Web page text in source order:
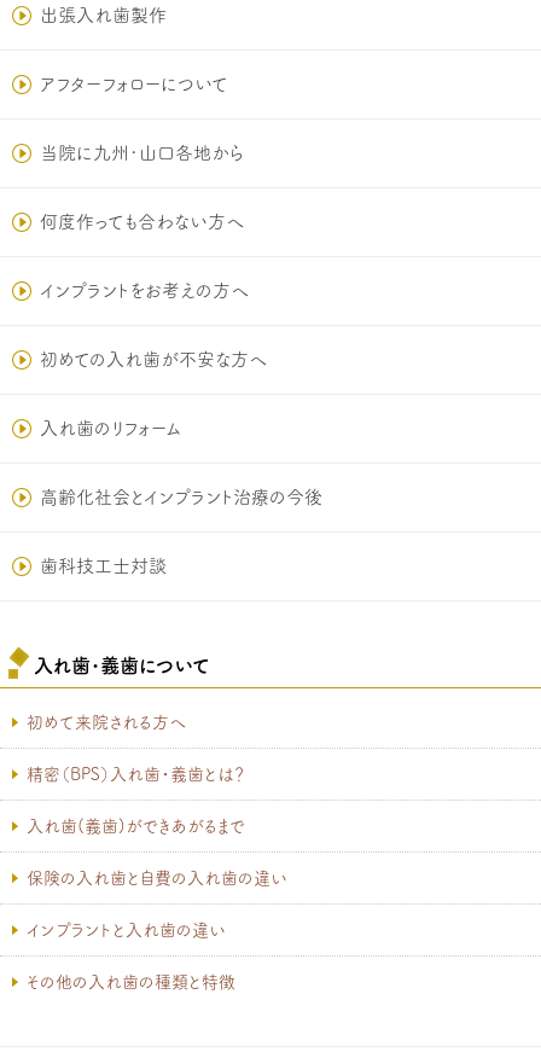
出張入れ歯製作
アフターフォローについて
当院に九州･山口各地から
何度作っても合わない方へ
インプラントをお考えの方へ
初めての入れ歯が不安な方へ
入れ歯のリフォーム
高齢化社会とインプラント治療の今後
歯科技工士対談
入れ歯･義歯について
初めて来院される方へ
精密（BPS）入れ歯・義歯とは？
入れ歯(義歯)ができあがるまで
保険の入れ歯と自費の入れ歯の違い
インプラントと入れ歯の違い
その他の入れ歯の種類と特徴